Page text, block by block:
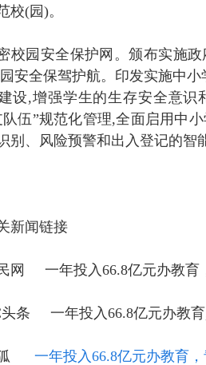
校(园)。
校园安全保护网。颁布实施
安全保驾护航。印发实施中
设,增强学生的生存安全意识
队伍”规范化管理,全面启用中
别、风险预警和出入登记的智
新闻链接
网 一年投入66.8亿元办教育
头条 一年投入66.8亿元办教
狐 一年投入66.8亿元办教育